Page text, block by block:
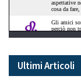
Ultimi Articoli